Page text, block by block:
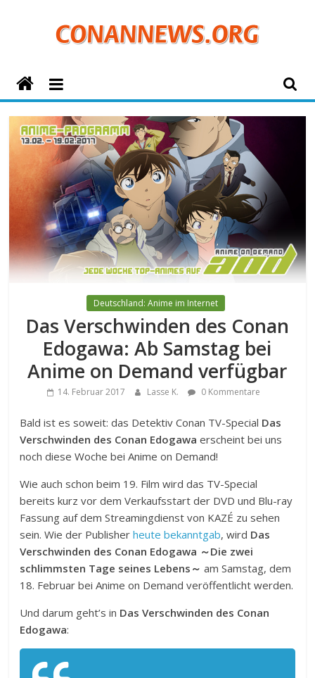
ConanNews.org
Detektiv
Conan
News
Deutschland: Anime im Internet
Das Verschwinden des Conan
Edogawa: Ab Samstag bei
Anime on Demand verfügbar
14. Februar 2017 Lasse K. 0 Kommentare
Bald ist es soweit: das Detektiv Conan TV-Special Das
Verschwinden des Conan Edogawa erscheint bei uns
noch diese Woche bei Anime on Demand!
Wie auch schon beim 19. Film wird das TV-Special
bereits kurz vor dem Verkaufsstart der DVD und Blu-ray
Fassung auf dem Streamingdienst von KAZÉ zu sehen
sein. Wie der Publisherheute bekanntgab, wird Das
Verschwinden des Conan Edogawa ～Die zwei
schlimmsten Tage seines Lebens～am Samstag, dem
18. Februar bei Anime on Demand veröffentlicht werden.
Und darum geht’s in Das Verschwinden des Conan
Edogawa: